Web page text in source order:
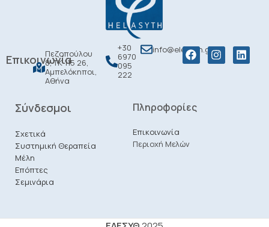
Επικοινωνία
Πεζοπούλου
8, ΤΚ 115 26,
Αμπελόκηποι,
Αθήνα
+30
6970
095
222
info@elesyth.gr
Σύνδεσμοι
Σχετικά
Συστημική Θεραπεία
Μέλη
Επόπτες
Σεμινάρια
Πληροφορίες
Επικοινωνία
Περιοχή Μελών